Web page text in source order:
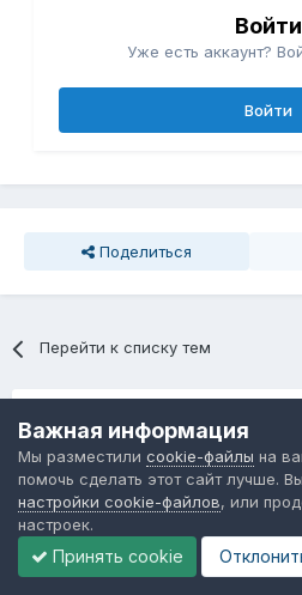
Войти
Уже есть аккаунт?
Войти
Поделиться
Перейти к списку тем
Последние посетители
Ни одного зарегистрированного
просматривает данную страницу
Язык Обратная
Важная информация
Мы разместили cookie-файлы на
помочь сделать этот сайт лучше.
настройки cookie-файлов, или
настроек.
Принять cookie